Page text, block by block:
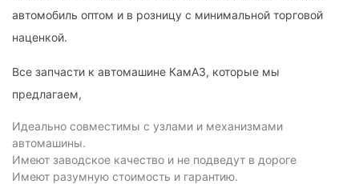
автомобиль оптом и в розницу с минимальной торговой
наценкой.
Все запчасти к автомашине КамАЗ, которые мы
предлагаем,
Идеально совместимы с узлами и механизмами
автомашины.
Имеют заводское качество и не подведут в дороге
Имеют разумную стоимость и гарантию.